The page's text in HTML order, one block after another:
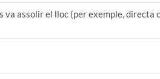
assolir el lloc (per exemple, directa